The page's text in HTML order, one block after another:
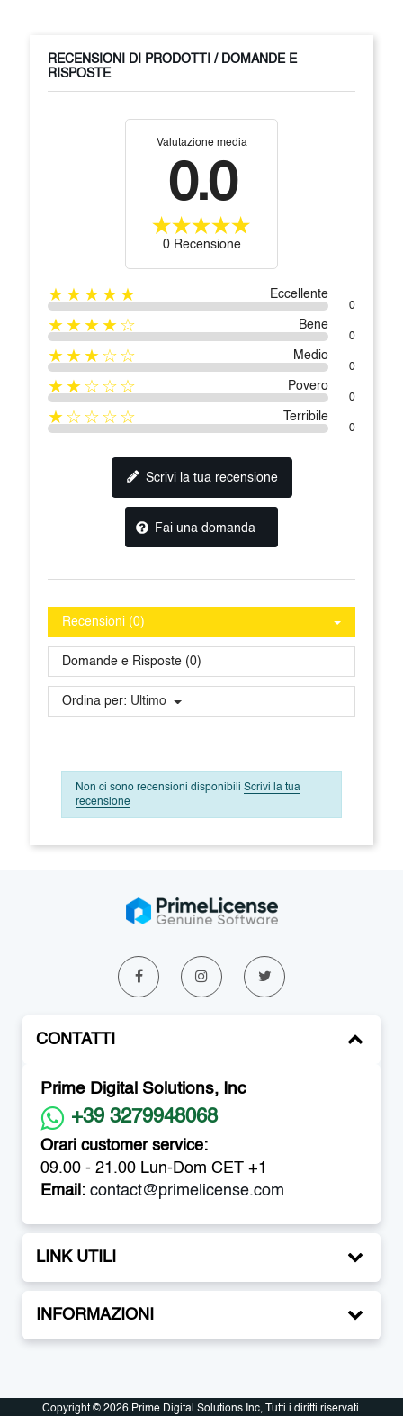
RECENSIONI DI PRODOTTI / DOMANDE E
RISPOSTE
Valutazione media
0.0
0 Recensione
★★★★★ Eccellente
0
★★★★☆ Bene
0
★★★☆☆ Medio
0
★★☆☆☆ Povero
0
★☆☆☆☆ Terribile
0
Scrivi la tua recensione
Fai una domanda
Recensioni (0)
Domande e Risposte (0)
Ordina per: Ultimo
Non ci sono recensioni disponibili Scrivi la tua
recensione
CONTATTI
Prime Digital Solutions, Inc
+39 3279948068
Orari customer service:
09.00 - 21.00 Lun-Dom CET +1
Email: contact@primelicense.com
LINK UTILI
INFORMAZIONI
Copyright © 2026 Prime Digital Solutions Inc, Tutti i diritti riservati.